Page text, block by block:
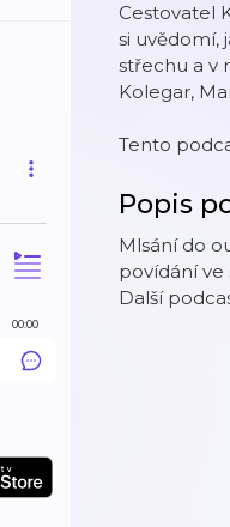
00:00
Cestovatel
si uvědomí,
střechu a v
Kolegar,
Tento
Popis
Mlsání do
povídání
Další